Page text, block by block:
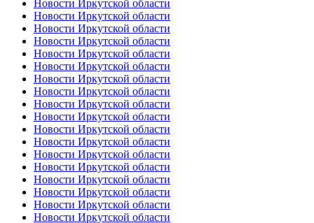
Новости Иркутской области
Новости Иркутской области
Новости Иркутской области
Новости Иркутской области
Новости Иркутской области
Новости Иркутской области
Новости Иркутской области
Новости Иркутской области
Новости Иркутской области
Новости Иркутской области
Новости Иркутской области
Новости Иркутской области
Новости Иркутской области
Новости Иркутской области
Новости Иркутской области
Новости Иркутской области
Новости Иркутской области
Новости Иркутской области